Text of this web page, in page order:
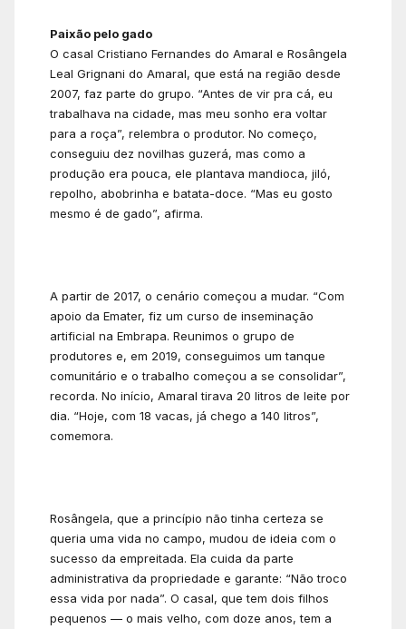
Paixão pelo gado
O casal Cristiano Fernandes do Amaral e Rosângela
Leal Grignani do Amaral, que está na região desde
2007, faz parte do grupo. “Antes de vir pra cá, eu
trabalhava na cidade, mas meu sonho era voltar
para a roça”, relembra o produtor. No começo,
conseguiu dez novilhas guzerá, mas como a
produção era pouca, ele plantava mandioca, jiló,
repolho, abobrinha e batata-doce. “Mas eu gosto
mesmo é de gado”, afirma.
A partir de 2017, o cenário começou a mudar. “Com
apoio da Emater, fiz um curso de inseminação
artificial na Embrapa. Reunimos o grupo de
produtores e, em 2019, conseguimos um tanque
comunitário e o trabalho começou a se consolidar”,
recorda. No início, Amaral tirava 20 litros de leite por
dia. “Hoje, com 18 vacas, já chego a 140 litros”,
comemora.
Rosângela, que a princípio não tinha certeza se
queria uma vida no campo, mudou de ideia com o
sucesso da empreitada. Ela cuida da parte
administrativa da propriedade e garante: “Não troco
essa vida por nada”. O casal, que tem dois filhos
pequenos — o mais velho, com doze anos, tem a